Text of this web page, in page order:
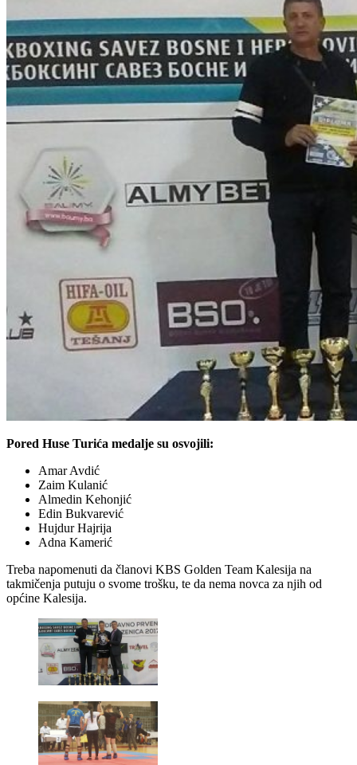
Pored Huse Turića medalje su osvojili:
Amar Avdić
Zaim Kulanić
Almedin Kehonjić
Edin Bukvarević
Hujdur Hajrija
Adna Kamerić
Treba napomenuti da članovi KBS Golden Team Kalesija na
takmičenja putuju o svome trošku, te da nema novca za njih od
općine Kalesija.